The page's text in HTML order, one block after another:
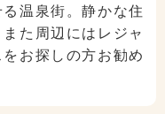
温泉街。静かな住
た周辺にはレジャ
お探しの方お勧め